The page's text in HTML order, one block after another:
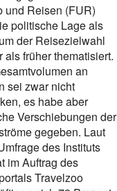
und Reisen (FUR)
politische Lage als
der Reisezielwahl
als früher thematisiert.
an
sei zwar nicht
es habe aber
Verschiebungen der
gegeben. Laut
des Instituts
im Auftrag des
Travelzoo